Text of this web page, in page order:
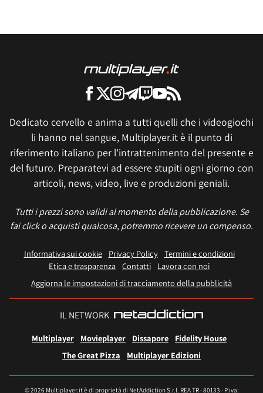
Dedicato cervello e anima a tutti quelli che i videogiochi
li hanno nel sangue, Multiplayer.it è il punto di
riferimento italiano per l'intrattenimento del presente e
del futuro. Preparatevi ad essere stupiti ogni giorno con
articoli, news, video, live e produzioni geniali.
Tutti i prezzi sono validi al momento della pubblicazione. Se
fai click o acquisti qualcosa, potremmo ricevere un compenso.
Informativa sui cookie Privacy Policy
Termini e condizioni
Etica e trasparenza Contatti
Lavora con noi
Aggiorna le impostazioni di tracciamento della pubblicità
IL NETWORK
Multiplayer Movieplayer Dissapore
Fidelity House
The Great Pizza
Multiplayer Edizioni
© 2026 Multiplayer.it è di proprietà di NetAddiction S.r.l. REA TR - 80133 - P.iva: